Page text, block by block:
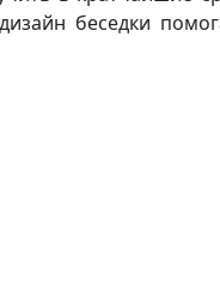
беседки